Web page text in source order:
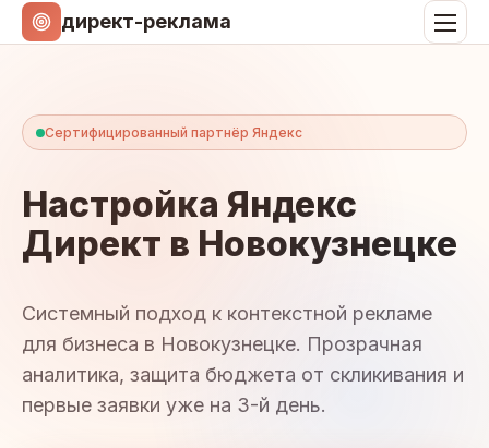
директ-реклама
Сертифицированный партнёр Яндекс
Настройка Яндекс
Директ в Новокузнецке
Системный подход к контекстной рекламе
для бизнеса в Новокузнецке. Прозрачная
аналитика, защита бюджета от скликивания и
первые заявки уже на 3-й день.